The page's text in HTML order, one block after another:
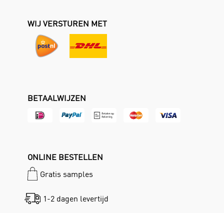
WIJ VERSTUREN MET
BETAALWIJZEN
ONLINE BESTELLEN
Gratis samples
1-2 dagen levertijd